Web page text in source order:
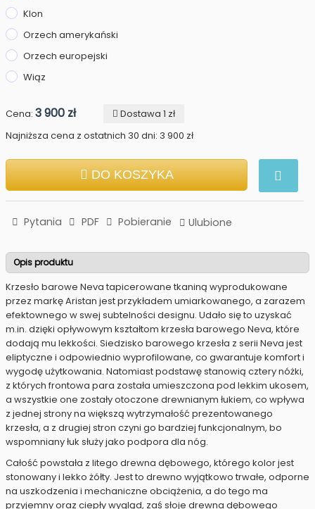
Klon
Orzech amerykański
Orzech europejski
Wiąz
Cena: 3 900 zł
Dostawa 1 zł
Najniższa cena z ostatnich 30 dni: 3 900 zł
DO KOSZYKA
Pytania PDF Pobieranie Ulubione
Opis produktu
Krzesło barowe Neva tapicerowane tkaniną wyprodukowane
przez markę Aristan jest przykładem umiarkowanego, a zarazem
efektownego w swej subtelności designu. Udało się to uzyskać
m.in. dzięki opływowym kształtom krzesła barowego Neva, które
dodają mu lekkości. Siedzisko barowego krzesła z serii Neva jest
eliptyczne i odpowiednio wyprofilowane, co gwarantuje komfort i
wygodę użytkowania. Natomiast podstawę stanowią cztery nóżki,
z których frontowa para została umieszczona pod lekkim ukosem,
a wszystkie one zostały otoczone drewnianym łukiem, co wpływa
z jednej strony na większą wytrzymałość prezentowanego
krzesła, a z drugiej stron czyni go bardziej funkcjonalnym, bo
wspomniany łuk służy jako podpora dla nóg.
Całość powstała z litego drewna dębowego, którego kolor jest
stonowany i lekko żółty. Jest to drewno wyjątkowo trwałe, odporne
na uszkodzenia i mechaniczne obciążenia, a do tego ma
przyjemny oraz ciepły wygląd, zaś słoje drewna dębowego